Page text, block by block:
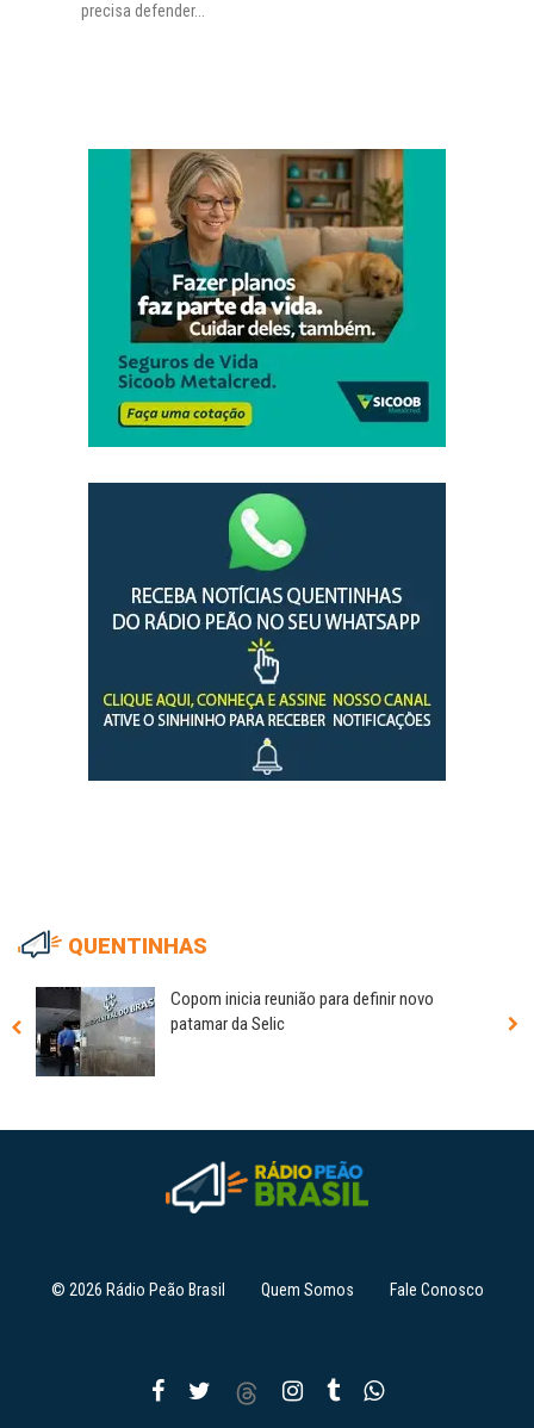
precisa defender...
QUENTINHAS
Copom inicia reunião para definir novo
patamar da Selic
© 2026 Rádio Peão Brasil Quem Somos Fale Conosco